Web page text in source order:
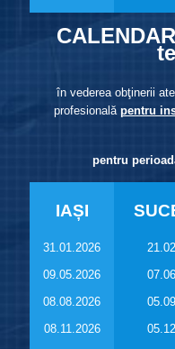
în vederea obţinerii
profesională pentru
pentru
IAȘI
31.01.2026
09.05.2026
08.08.2026
08.11.2026